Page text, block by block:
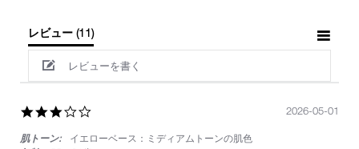
レビュー (11)
レビューを書く
rating
肌トーン:
イエローベース：ミディアムトーンの肌色
2026-05-01